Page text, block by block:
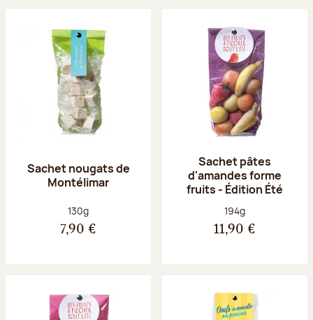
Sachet nougats de
Montélimar
Poids net :
130g
7,90 €
Sachet pâtes
d'amandes forme
fruits - Édition Été
Poids net :
194g
11,90 €